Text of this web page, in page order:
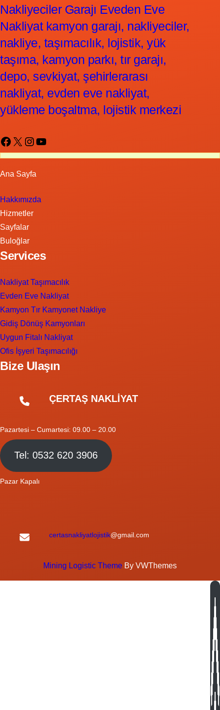
Nakliyeciler Garajı Eveden Eve
Nakliyat kamyon garajı, nakliyeciler,
nakliye, taşımacılık, lojistik, yük
taşıma, kamyon parkı, tır garajı,
depo, sevkiyat, şehirlerarası
nakliyat, evden eve nakliyat,
yükleme boşaltma, lojistik merkezi
Facebook X Instagram YouTube
Ana Sayfa
Hakkımızda
Hizmetler
Sayfalar
Buloğlar
Services
Nakliyat Taşımacılık
Evden Eve Nakliyat
Kamyon Tır Kamyonet Nakliye
Gidiş Dönüş Kamyonları
Uygun Fitalı Nakliyat
Ofis İşyeri Taşımacılığı
Bize Ulaşın
ÇERTAŞ NAKLİYAT
Pazartesi – Cumartesi: 09.00 – 20.00
Tel: 0532 620 3906
Pazar Kapalı
certasnakliyatlojistik@gmail.com
Mining Logistic Theme By VWThemes